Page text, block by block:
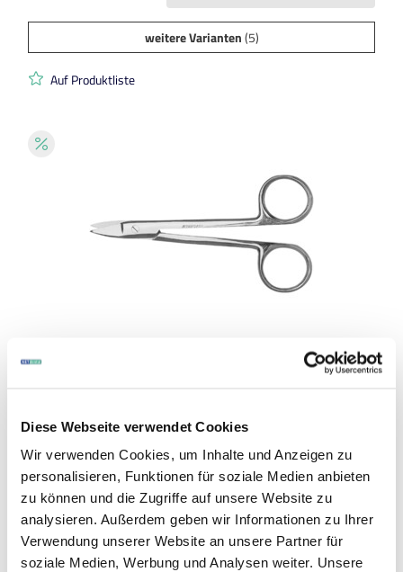
Diese Webseite verwendet Cookies
Wir verwenden Cookies, um Inhalte und Anzeigen zu
personalisieren, Funktionen für soziale Medien anbieten
zu können und die Zugriffe auf unsere Website zu
analysieren. Außerdem geben wir Informationen zu Ihrer
Verwendung unserer Website an unsere Partner für
soziale Medien, Werbung und Analysen weiter. Unsere
weitere Varianten(5)
Auf Produktliste
Art.-Nr. 375331
Instrumentarium, rostfreier Stahl
Inhalt: 1 Stück